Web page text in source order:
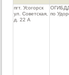
пгт. Усогорск
ул. Советская,
д. 22 А
по